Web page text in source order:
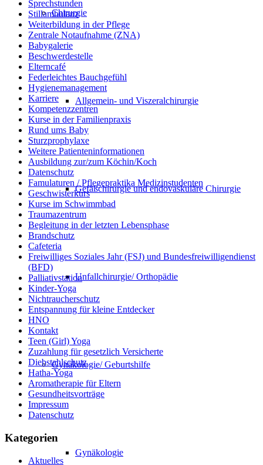
Chirurgie
Allgemein- und Viszeralchirurgie
Gefäßchirurgie und endovaskuläre Chirurgie
Unfallchirurgie/ Orthopädie
Gynäkologie/ Geburtshilfe
Gynäkologie
Sprechstunden
Stillambulanz
Weiterbildung in der Pflege
Zentrale Notaufnahme (ZNA)
Babygalerie
Beschwerdestelle
Elterncafé
Federleichtes Bauchgefühl
Hygienemanagement
Karriere
Kompetenzzentren
Kurse in der Familienpraxis
Rund ums Baby
Sturzprophylaxe
Weitere Patienteninformationen
Ausbildung zur/zum Köchin/Koch
Datenschutz
Famulaturen / Pflegepraktika Medizinstudenten
Geschwisterkurs
Kurse im Schwimmbad
Traumazentrum
Begleitung in der letzten Lebensphase
Brandschutz
Cafeteria
Freiwilliges Soziales Jahr (FSJ) und Bundesfreiwilligendienst
(BFD)
Palliativstation
Kinder-Yoga
Nichtraucherschutz
Entspannung für kleine Entdecker
HNO
Kontakt
Teen (Girl) Yoga
Zuzahlung für gesetzlich Versicherte
Diebstahlschutz
Hatha-Yoga
Aromatherapie für Eltern
Gesundheitsvorträge
Impressum
Datenschutz
Kategorien
Aktuelles